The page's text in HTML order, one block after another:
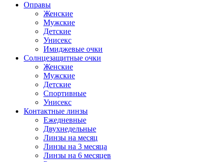
Оправы
Женские
Мужские
Детские
Унисекс
Имиджевые очки
Солнцезащитные очки
Женские
Мужские
Детские
Спортивные
Унисекс
Контактные линзы
Ежедневные
Двухнедельные
Линзы на месяц
Линзы на 3 месяца
Линзы на 6 месяцев